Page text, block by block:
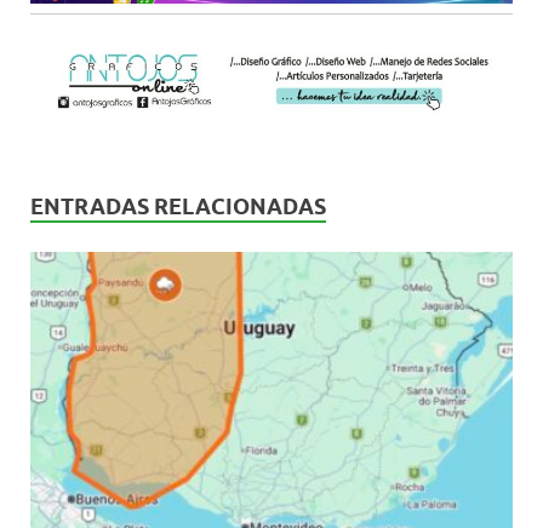
ENTRADAS RELACIONADAS